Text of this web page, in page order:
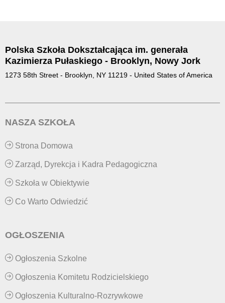
Polska Szkoła Dokształcająca im. generała
Kazimierza Pułaskiego - Brooklyn, Nowy Jork
1273 58th Street - Brooklyn, NY 11219 - United States of America
NASZA SZKOŁA
Strona Domowa
Zarząd, Dyrekcja i Kadra Pedagogiczna
Szkoła w Obiektywie
Co Warto Odwiedzić
OGŁOSZENIA
Ogłoszenia Szkolne
Ogłoszenia Komitetu Rodzicielskiego
Ogłoszenia Kulturalno-Rozrywkowe